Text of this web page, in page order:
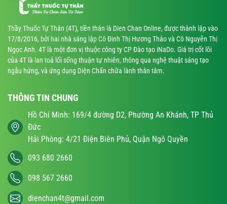
Thầy Thuốc Tự Thân (4T), tiền thân là Dien Chan Online, được thành lập vào
17/8/2016, bởi hai nhà sáng lập Cô Đinh Thị Hương Thảo và Cô Nguyễn Thị
Ngọc Anh. 4T là một đơn vị thuộc công ty CP Đào tạo iNaDo. Giá trị cốt lõi
của 4T là lan toả lối sống thuận tự nhiên, thông qua nghệ thuật sáng tạo
ngẫu hứng, và ứng dụng Diện Chẩn chữa lành thân tâm.
THÔNG TIN CHUNG
Hồ Chí Minh: 169/4 đường D2, Phường An Khánh, TP Thủ
Đức
Hải Phòng: 4/21 Điện Biên Phủ, Quận Ngô Quyền
093 680 2660
098 567 2660
dienchan4t@gmail.com